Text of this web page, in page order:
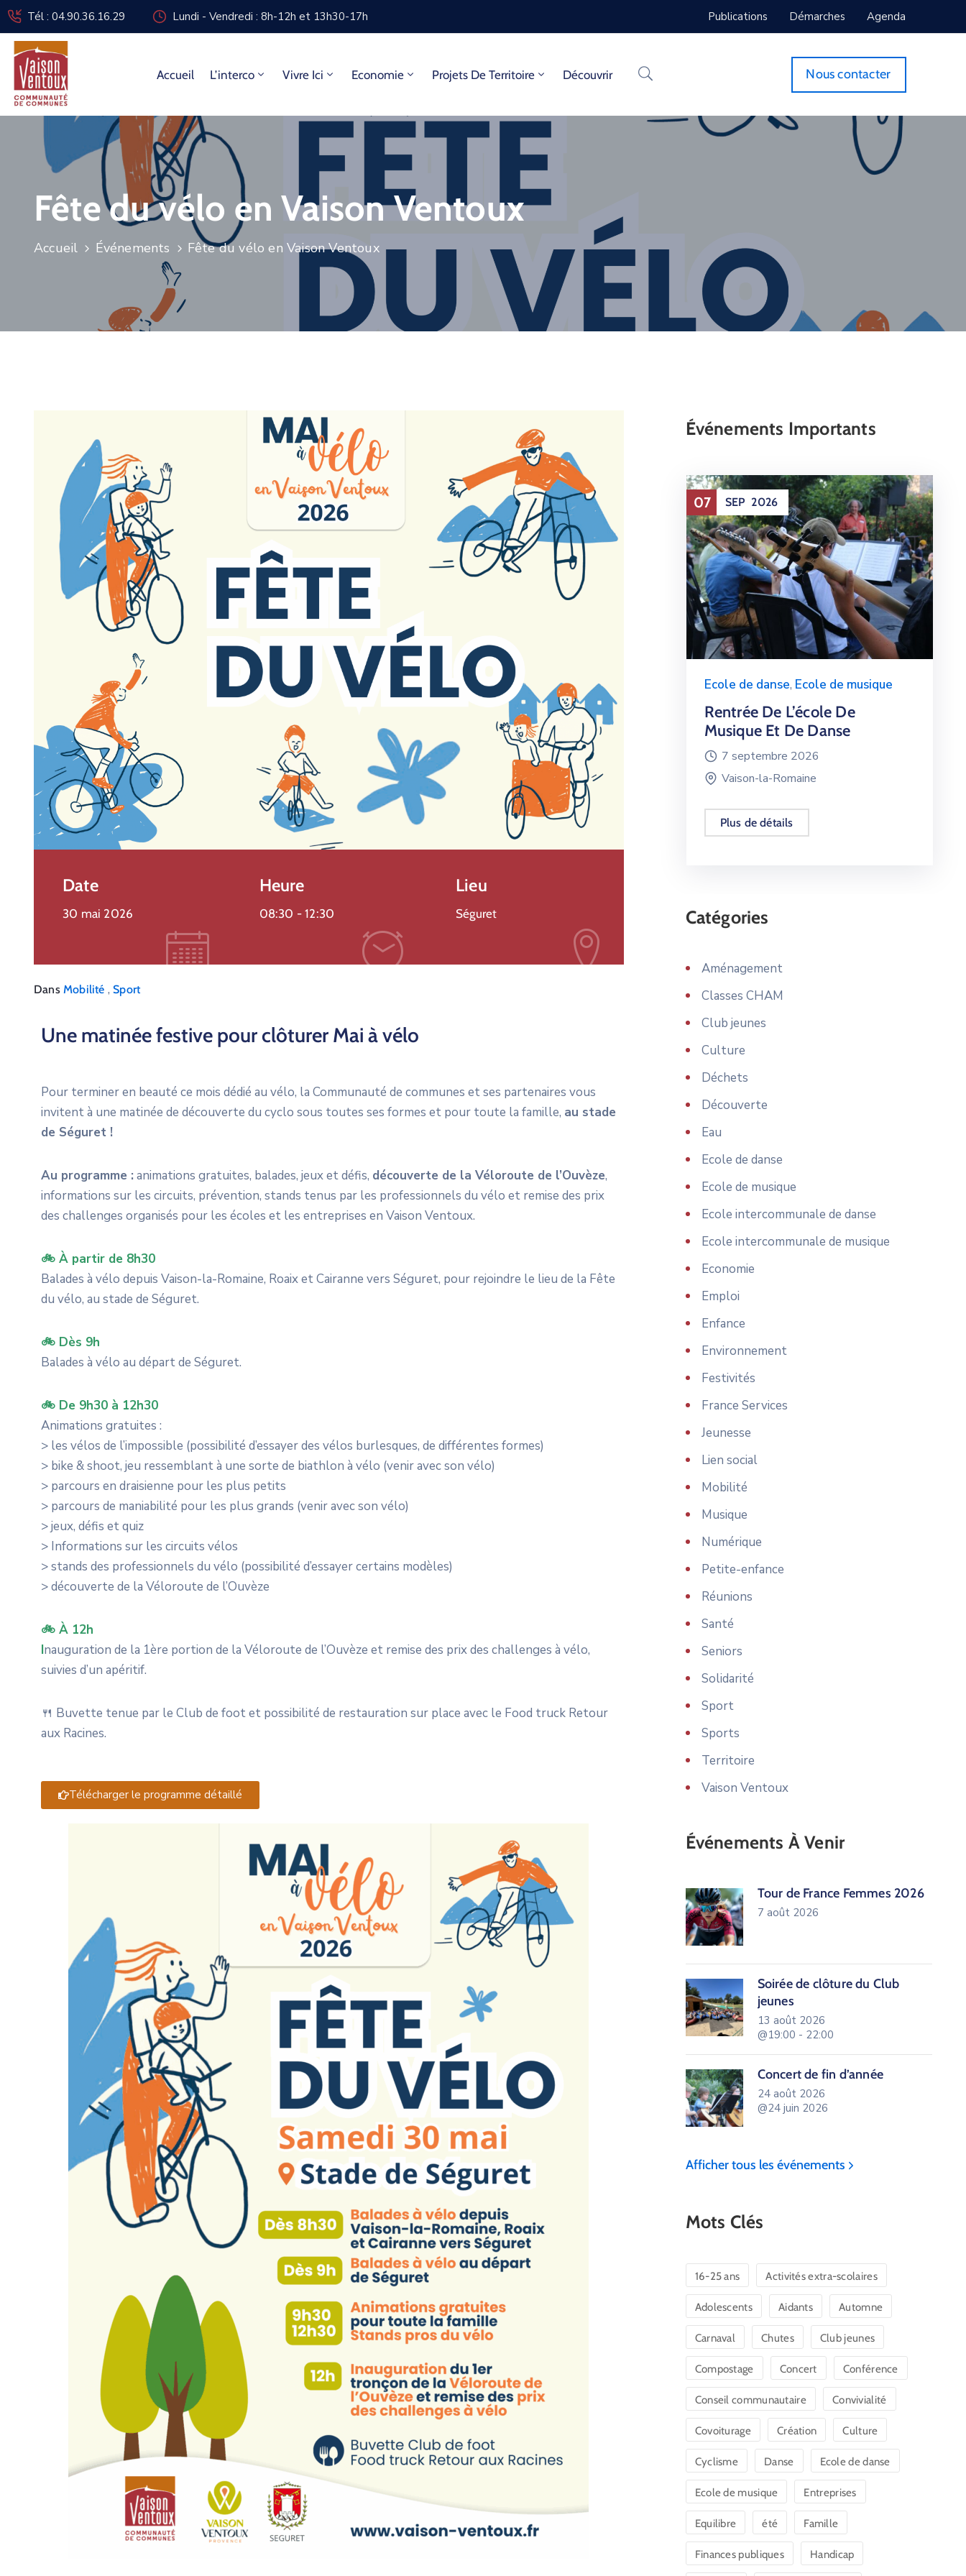
Tél : 04.90.36.16.29 Lundi - Vendredi : 8h-12h et 13h30-17h Publications Démarches Agenda
Accueil L’interco Vivre Ici Economie Projets De Territoire Découvrir Nous contacter
Fête du vélo en Vaison Ventoux
Accueil Événements Fête du vélo en Vaison Ventoux
Date
30 mai 2026
Heure
08:30 -12:30
Lieu
Séguret
Dans Mobilité ,Sport
Une matinée festive pour clôturer Mai à vélo
Pour terminer en beauté ce mois dédié au vélo, la Communauté de communes et ses partenaires vous
invitent à une matinée de découverte du cyclo sous toutes ses formes et pour toute la famille, au stade
de Séguret !
Au programme : animations gratuites, balades, jeux et défis, découverte de la Véloroute de l’Ouvèze,
informations sur les circuits, prévention, stands tenus par les professionnels du vélo et remise des prix
des challenges organisés pour les écoles et les entreprises en Vaison Ventoux.
🚲 À partir de 8h30
Balades à vélo depuis Vaison-la-Romaine, Roaix et Cairanne vers Séguret, pour rejoindre le lieu de la Fête
du vélo, au stade de Séguret.
🚲 Dès 9h
Balades à vélo au départ de Séguret.
🚲 De 9h30 à 12h30
Animations gratuites :
> les vélos de l’impossible (possibilité d’essayer des vélos burlesques, de différentes formes)
> bike & shoot, jeu ressemblant à une sorte de biathlon à vélo (venir avec son vélo)
> parcours en draisienne pour les plus petits
> parcours de maniabilité pour les plus grands (venir avec son vélo)
> jeux, défis et quiz
> Informations sur les circuits vélos
> stands des professionnels du vélo (possibilité d’essayer certains modèles)
> découverte de la Véloroute de l’Ouvèze
🚲 À 12h
Inauguration de la 1ère portion de la Véloroute de l’Ouvèze et remise des prix des challenges à vélo,
suivies d’un apéritif.
🍴 Buvette tenue par le Club de foot et possibilité de restauration sur place avec le Food truck Retour
aux Racines.
Télécharger le programme détaillé
Événements Importants
06 SEP 2026
Vaison Ventoux
Forum Des Associations De
Vaison-La-Romaine
6 septembre 2026 @
17:00
Vaison-la-Romaine
Plus de détails
07 2026
Sport Vaison Ventoux
Tour De France Femmes 2026
7 août 2026
Plus de détails
07 SEP 2026
Ecole de danse, Ecole de musique
Rentrée De L’école De
Musique Et De Danse
7 septembre 2026
Vaison-la-Romaine
Plus de détails
Catégories
Aménagement
Classes CHAM
Club jeunes
Culture
Déchets
Découverte
Eau
Ecole de danse
Ecole de musique
Ecole intercommunale de danse
Ecole intercommunale de musique
Economie
Emploi
Enfance
Environnement
Festivités
France Services
Jeunesse
Lien social
Mobilité
Musique
Numérique
Petite-enfance
Réunions
Santé
Seniors
Solidarité
Sport
Sports
Territoire
Vaison Ventoux
Événements À Venir
Tour de France Femmes 2026
7 août 2026
Soirée de clôture du Club
jeunes
13 août 2026
@19:00 - 22:00
Concert de fin d’année
24 août 2026
@24 juin 2026
Afficher tous les événements
Mots Clés
16-25 ans Activités extra-scolaires
Adolescents Aidants Automne
Carnaval Chutes Club jeunes
Compostage Concert Conférence
Conseil communautaire Convivialité
Covoiturage Création Culture
Cyclisme Danse Ecole de danse
Ecole de musique Entreprises
Equilibre été Famille
Finances publiques Handicap